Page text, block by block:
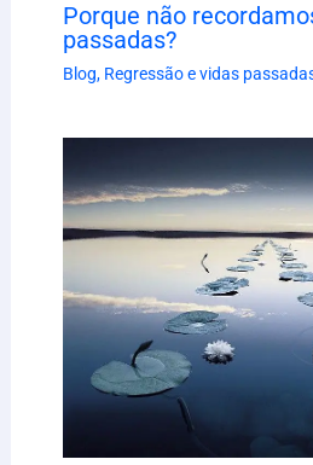
Porque não
passadas?
Blog, Regressão e vidas